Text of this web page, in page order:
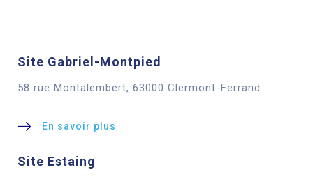
Site Gabriel-Montpied
58 rue Montalembert, 63000 Clermont-Ferrand
En savoir plus
Site Estaing